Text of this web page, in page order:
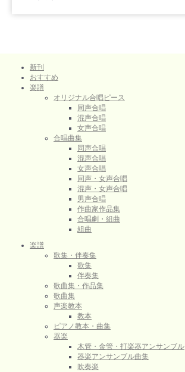
新刊
おすすめ
楽譜
オリジナル合唱ピース
同声合唱
混声合唱
女声合唱
合唱曲集
同声合唱
混声合唱
女声合唱
同声・女声合唱
混声・女声合唱
男声合唱
作曲家作品集
合唱劇・組曲
組曲
楽譜
歌集・伴奏集
歌集
伴奏集
歌曲集・作品集
歌曲集
声楽教本
教本
ピアノ教本・曲集
器楽
木管・金管・打楽器アンサンブル
器楽アンサンブル曲集
吹奏楽